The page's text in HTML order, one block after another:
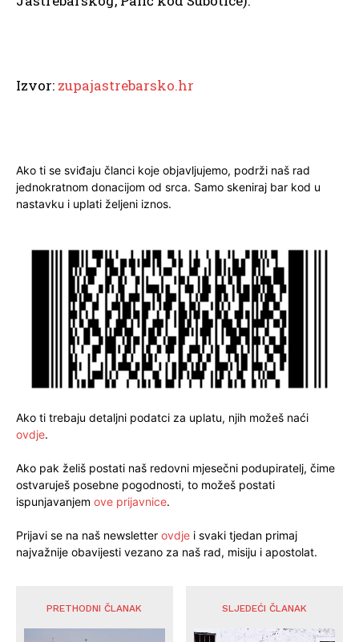
Izvor: zupajastrebarsko.hr
Ako ti se sviđaju članci koje objavljujemo, podrži naš rad
jednokratnom donacijom od srca. Samo skeniraj bar kod u
nastavku i uplati željeni iznos.
Ako ti trebaju detaljni podatci za uplatu, njih možeš naći
ovdje.
Ako pak želiš postati naš redovni mjesečni podupiratelj, čime
ostvaruješ posebne pogodnosti, to možeš postati
ispunjavanjem ove prijavnice.
Prijavi se na naš newsletter ovdje i svaki tjedan primaj
najvažnije obavijesti vezano za naš rad, misiju i apostolat.
PRETHODNI ČLANAK SLJEDEĆI ČLANAK